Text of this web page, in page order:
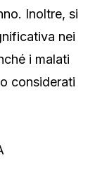
Inoltre, si
nei
i malati
considerati